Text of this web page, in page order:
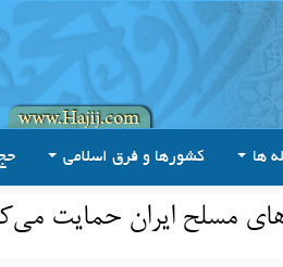
ها کشورها و فرق اسلامی
مسلح ایران حمایت